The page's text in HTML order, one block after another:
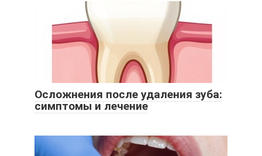
Осложнения после удаления зуба:
симптомы и лечение